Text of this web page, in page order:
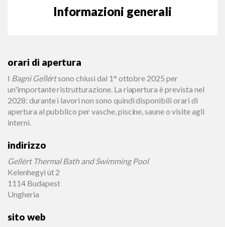
Informazioni generali
orari di apertura
I Bagni Gellértsono chiusi dal 1° ottobre 2025 per
un'importante ristrutturazione. La riapertura è prevista nel
2028: durante i lavori non sono quindi disponibili orari di
apertura al pubblico per vasche, piscine, saune o visite agli
interni.
indirizzo
Gellért Thermal Bath and Swimming Pool
Kelenhegyi út 2
1114 Budapest
Ungheria
sito web